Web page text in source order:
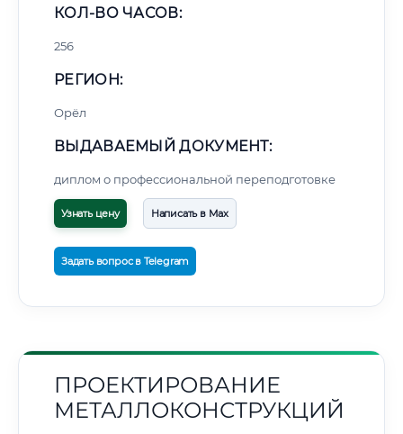
КОЛ-ВО ЧАСОВ:
256
РЕГИОН:
Орёл
ВЫДАВАЕМЫЙ ДОКУМЕНТ:
диплом о профессиональной переподготовке
Узнать цену Написать в Max
Задать вопрос в Telegram
ПРОЕКТИРОВАНИЕ
МЕТАЛЛОКОНСТРУКЦИЙ